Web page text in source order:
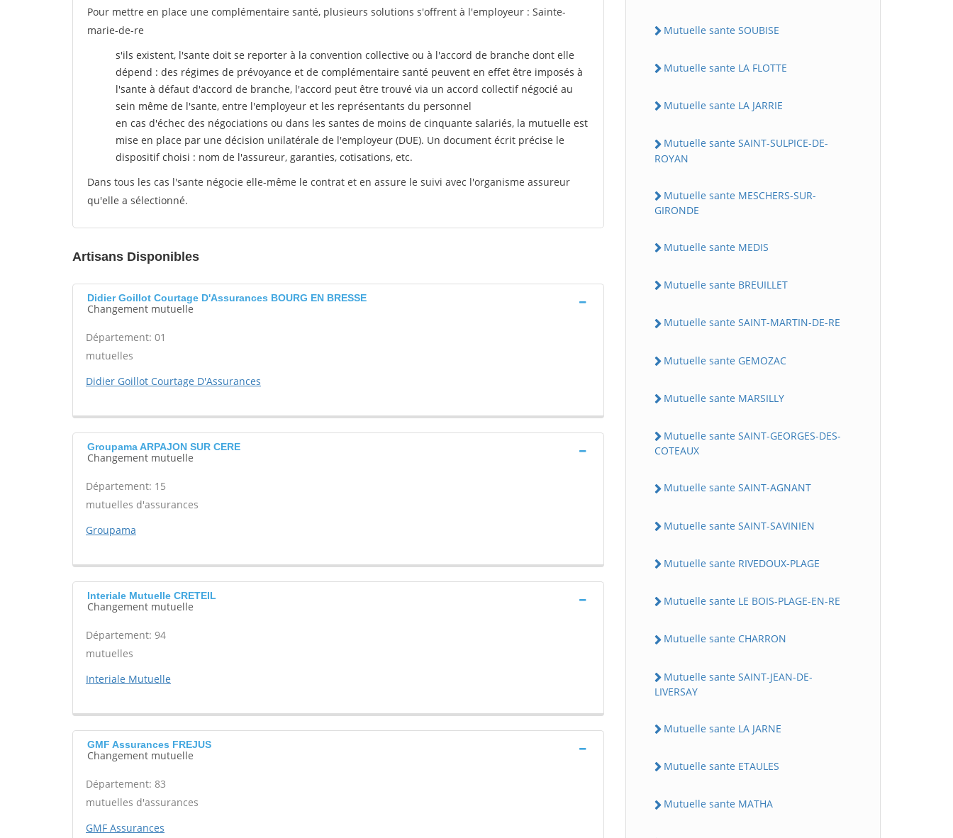
Pour mettre en place une complémentaire santé, plusieurs solutions s'offrent à l'employeur : Sainte-
marie-de-re
s'ils existent, l'sante doit se reporter à la convention collective ou à l'accord de branche dont elle
dépend : des régimes de prévoyance et de complémentaire santé peuvent en effet être imposés à
l'sante à défaut d'accord de branche, l'accord peut être trouvé via un accord collectif négocié au
sein même de l'sante, entre l'employeur et les représentants du personnel
en cas d'échec des négociations ou dans les santes de moins de cinquante salariés, la mutuelle est
mise en place par une décision unilatérale de l'employeur (DUE). Un document écrit précise le
dispositif choisi : nom de l'assureur, garanties, cotisations, etc.
Dans tous les cas l'sante négocie elle-même le contrat et en assure le suivi avec l'organisme assureur
qu'elle a sélectionné.
Artisans Disponibles
Didier Goillot Courtage D'Assurances BOURG EN BRESSE
Changement mutuelle
Département: 01
mutuelles
Didier Goillot Courtage D'Assurances
Groupama ARPAJON SUR CERE
Changement mutuelle
Département: 15
mutuelles d'assurances
Groupama
Interiale Mutuelle CRETEIL
Changement mutuelle
Département: 94
mutuelles
Interiale Mutuelle
GMF Assurances FREJUS
Changement mutuelle
Département: 83
mutuelles d'assurances
GMF Assurances
Mutuelle sante SOUBISE
Mutuelle sante LA FLOTTE
Mutuelle sante LA JARRIE
Mutuelle sante SAINT-SULPICE-DE-
ROYAN
Mutuelle sante MESCHERS-SUR-
GIRONDE
Mutuelle sante MEDIS
Mutuelle sante BREUILLET
Mutuelle sante SAINT-MARTIN-DE-RE
Mutuelle sante GEMOZAC
Mutuelle sante MARSILLY
Mutuelle sante SAINT-GEORGES-DES-
COTEAUX
Mutuelle sante SAINT-AGNANT
Mutuelle sante SAINT-SAVINIEN
Mutuelle sante RIVEDOUX-PLAGE
Mutuelle sante LE BOIS-PLAGE-EN-RE
Mutuelle sante CHARRON
Mutuelle sante SAINT-JEAN-DE-
LIVERSAY
Mutuelle sante LA JARNE
Mutuelle sante ETAULES
Mutuelle sante MATHA